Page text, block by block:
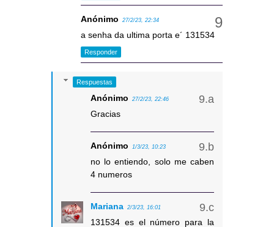
Anónimo 27/2/23, 22:34
a senha da ultima porta e´ 131534
Responder
Respuestas
Anónimo 27/2/23, 22:46
Gracias
Anónimo 1/3/23, 10:23
no lo entiendo, solo me caben
4 numeros
Mariana 2/3/23, 16:01
131534 es el número para la